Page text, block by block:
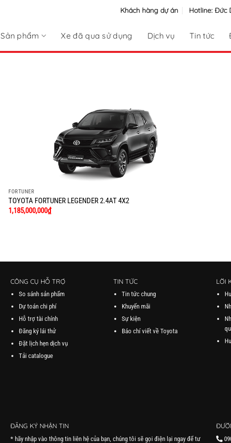
Khách hàng dự án Hotline: Đức
Sản phẩm Xe đã qua sử dụng Dịch vụ Tin tức
FORTUNER
TOYOTA FORTUNER LEGENDER 2.4AT 4X2
1,185,000,000₫
CÔNG CỤ HỖ TRỢ
So sánh sản phẩm
Dự toán chi phí
Hỗ trợ tài chính
Đăng ký lái thử
Đặt lịch hẹn dịch vụ
Tải catalogue
TIN TỨC
Tin tức chung
Khuyến mãi
Sự kiện
Báo chí viết về Toyota
LỜI
ĐĂNG KÝ NHẬN TIN
* hãy nhập vào thông tin liên hệ của bạn, chúng tôi sẽ gọi điện lại ngay để tư